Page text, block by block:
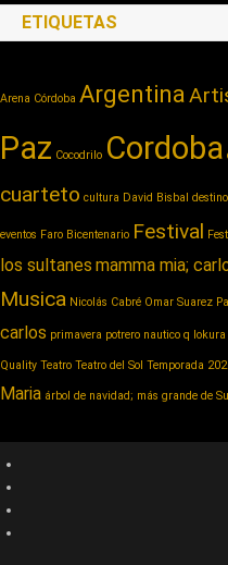
ETIQUETAS
Arena Córdoba Argentina
Paz Cocodrilo Cordoba
cuarteto cultura David Bisbal
eventos Faro Bicentenario Festival
los sultanes mamma mia;
Musica Nicolás Cabré Omar Suarez
carlos primavera potrero nautico q lokura
Quality Teatro Teatro del Sol Temporada
Maria árbol de navidad; más grande de